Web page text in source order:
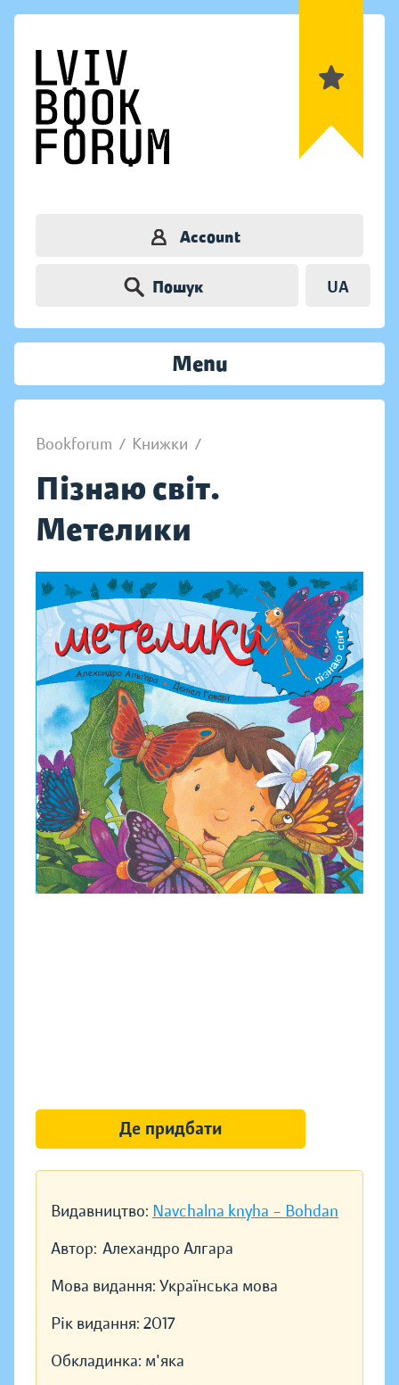
Account
Пошук UA
Menu
Bookforum / Книжки /
Пізнаю світ.
Метелики
Видавництво: Navchalna knyha – Bohdan
Автор: Алехандро Алгара
Мова видання: Українська мова
Рік видання: 2017
Обкладинка: м'яка
Де придбати